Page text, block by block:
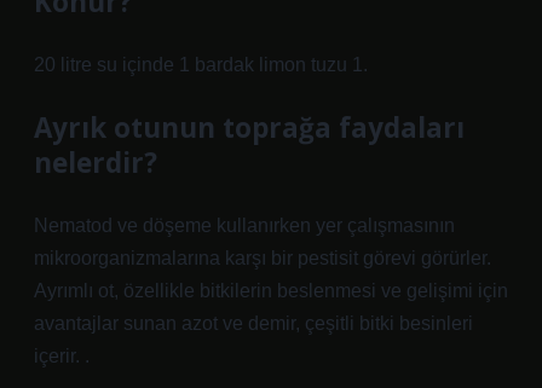
20 litre su içinde 1 bardak limon tuzu 1.
Ayrık otunun toprağa faydaları
nelerdir?
Nematod ve döşeme kullanırken yer çalışmasının
mikroorganizmalarına karşı bir pestisit görevi görürler.
Ayrımlı ot, özellikle bitkilerin beslenmesi ve gelişimi için
avantajlar sunan azot ve demir, çeşitli bitki besinleri
içerir. .